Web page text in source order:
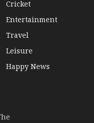
Cricket
Entertainment
Travel
Leisure
Happy News